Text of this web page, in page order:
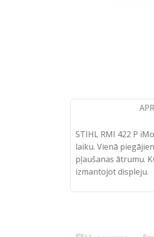
STIHL RMI 422 P
laiku. Vienā
pļaušanas ātrumu.
izmantojot displeju.